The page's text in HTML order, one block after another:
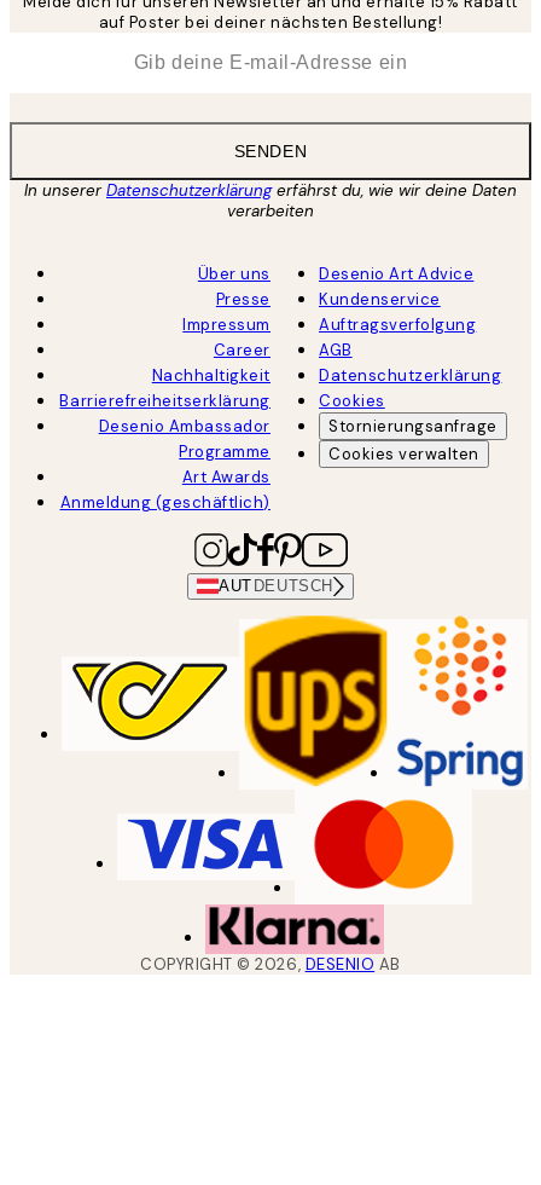
auf Poster bei deiner nächsten Bestellung!
SENDEN
In unsererDatenschutzerklärungerfährst du, wie wir deine Daten
verarbeiten
Über uns
Presse
Impressum
Career
Nachhaltigkeit
Barrierefreiheitserklärung
Desenio Ambassador
Programme
Art Awards
Anmeldung (geschäftlich)
Desenio Art Advice
Kundenservice
Auftragsverfolgung
AGB
Datenschutzerklärung
Cookies
Stornierungsanfrage
Cookies verwalten
AUT DEUTSCH
COPYRIGHT ©2026, DESENIO AB